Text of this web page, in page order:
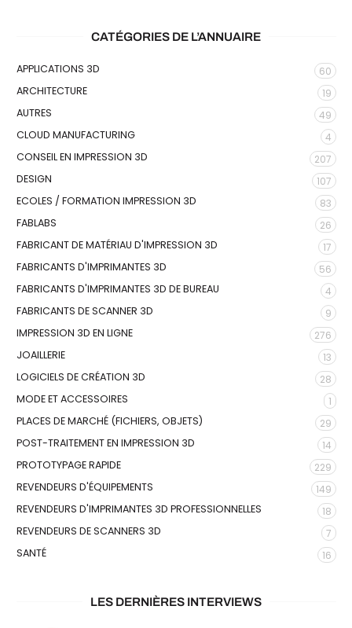
CATÉGORIES DE L’ANNUAIRE
APPLICATIONS 3D
60
ARCHITECTURE
19
AUTRES
49
CLOUD MANUFACTURING
4
CONSEIL EN IMPRESSION 3D
207
DESIGN
107
ECOLES / FORMATION IMPRESSION 3D
83
FABLABS
26
FABRICANT DE MATÉRIAU D'IMPRESSION 3D
17
FABRICANTS D'IMPRIMANTES 3D
56
FABRICANTS D'IMPRIMANTES 3D DE BUREAU
4
FABRICANTS DE SCANNER 3D
9
IMPRESSION 3D EN LIGNE
276
JOAILLERIE
13
LOGICIELS DE CRÉATION 3D
28
MODE ET ACCESSOIRES
1
PLACES DE MARCHÉ (FICHIERS, OBJETS)
29
POST-TRAITEMENT EN IMPRESSION 3D
14
PROTOTYPAGE RAPIDE
229
REVENDEURS D'ÉQUIPEMENTS
149
REVENDEURS D'IMPRIMANTES 3D PROFESSIONNELLES
18
REVENDEURS DE SCANNERS 3D
7
SANTÉ
16
LES DERNIÈRES INTERVIEWS